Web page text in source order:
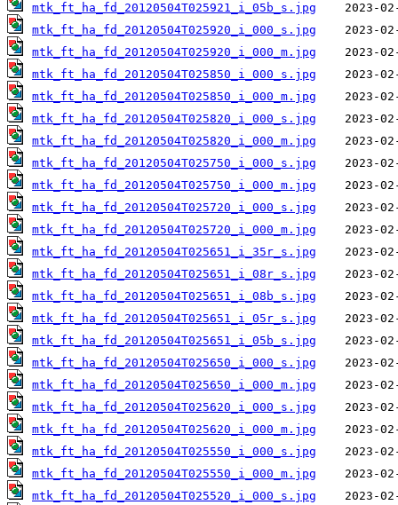
mtk_ft_ha_fd_20120504T025921_i_05b_s.jpg
mtk_ft_ha_fd_20120504T025920_i_000_s.jpg
mtk_ft_ha_fd_20120504T025920_i_000_m.jpg
mtk_ft_ha_fd_20120504T025850_i_000_s.jpg
mtk_ft_ha_fd_20120504T025850_i_000_m.jpg
mtk_ft_ha_fd_20120504T025820_i_000_s.jpg
mtk_ft_ha_fd_20120504T025820_i_000_m.jpg
mtk_ft_ha_fd_20120504T025750_i_000_s.jpg
mtk_ft_ha_fd_20120504T025750_i_000_m.jpg
mtk_ft_ha_fd_20120504T025720_i_000_s.jpg
mtk_ft_ha_fd_20120504T025720_i_000_m.jpg
mtk_ft_ha_fd_20120504T025651_i_35r_s.jpg
mtk_ft_ha_fd_20120504T025651_i_08r_s.jpg
mtk_ft_ha_fd_20120504T025651_i_08b_s.jpg
mtk_ft_ha_fd_20120504T025651_i_05r_s.jpg
mtk_ft_ha_fd_20120504T025651_i_05b_s.jpg
mtk_ft_ha_fd_20120504T025650_i_000_s.jpg
mtk_ft_ha_fd_20120504T025650_i_000_m.jpg
mtk_ft_ha_fd_20120504T025620_i_000_s.jpg
mtk_ft_ha_fd_20120504T025620_i_000_m.jpg
mtk_ft_ha_fd_20120504T025550_i_000_s.jpg
mtk_ft_ha_fd_20120504T025550_i_000_m.jpg
mtk_ft_ha_fd_20120504T025520_i_000_s.jpg